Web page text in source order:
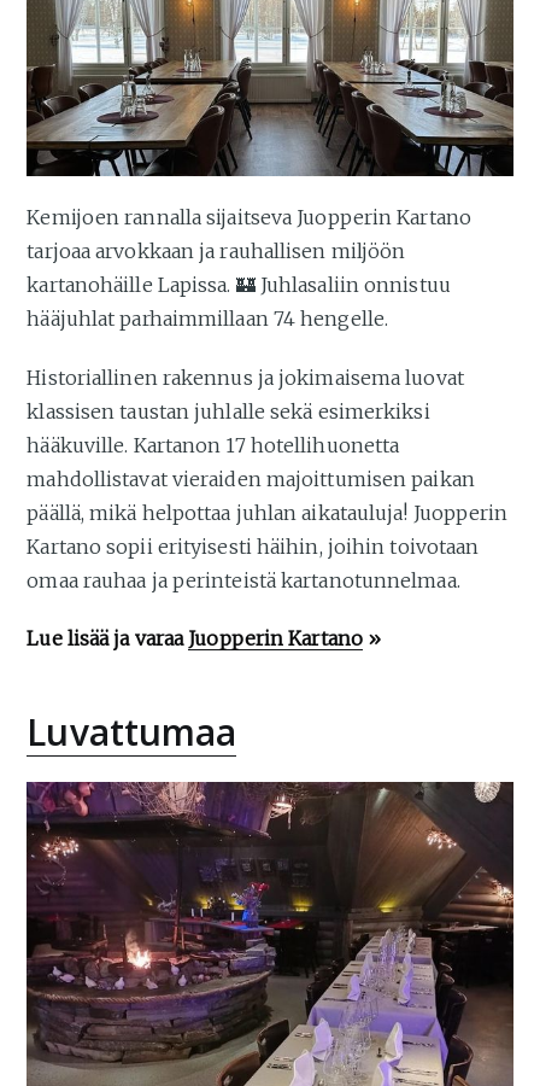
Kemijoen rannalla sijaitseva Juopperin Kartano
tarjoaa arvokkaan ja rauhallisen miljöön
kartanohäille Lapissa. 🏰 Juhlasaliin onnistuu
hääjuhlat parhaimmillaan 74 hengelle.
Historiallinen rakennus ja jokimaisema luovat
klassisen taustan juhlalle sekä esimerkiksi
hääkuville. Kartanon 17 hotellihuonetta
mahdollistavat vieraiden majoittumisen paikan
päällä, mikä helpottaa juhlan aikatauluja! Juopperin
Kartano sopii erityisesti häihin, joihin toivotaan
omaa rauhaa ja perinteistä kartanotunnelmaa.
Lue lisää ja varaa Juopperin Kartano »
Luvattumaa